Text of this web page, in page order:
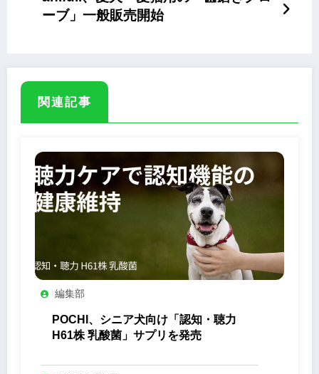
ーブ」一般販売開始
関連記事
編集部
POCHI、シニア犬向け「認知・聴力
H61株 乳酸菌」サプリを発売